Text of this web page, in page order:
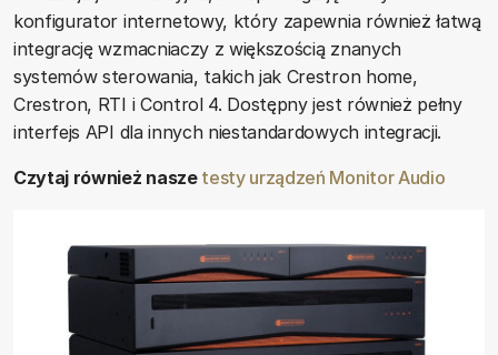
konfigurator internetowy, który zapewnia również łatwą
integrację wzmacniaczy z większością znanych
systemów sterowania, takich jak Crestron home,
Crestron, RTI i Control 4. Dostępny jest również pełny
interfejs API dla innych niestandardowych integracji.
Czytaj również nasze testy urządzeń Monitor Audio